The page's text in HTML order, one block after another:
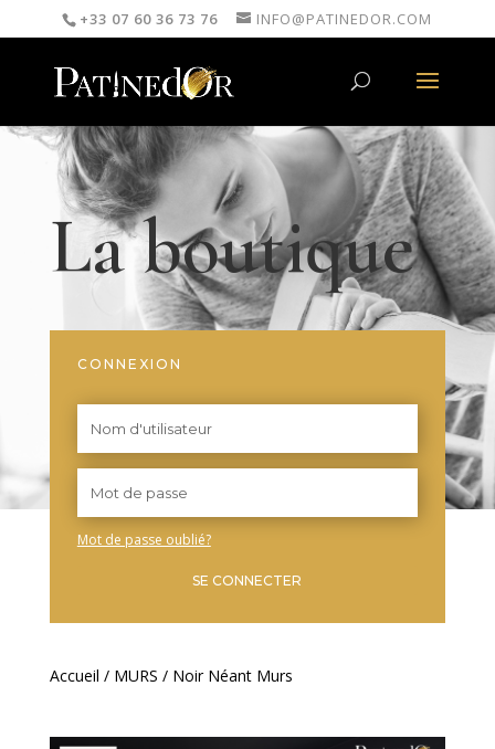
+33 07 60 36 73 76 INFO@PATINEDOR.COM
La boutique
CONNEXION
Mot de passe oublié?
SE CONNECTER
Accueil / MURS / Noir Néant Murs